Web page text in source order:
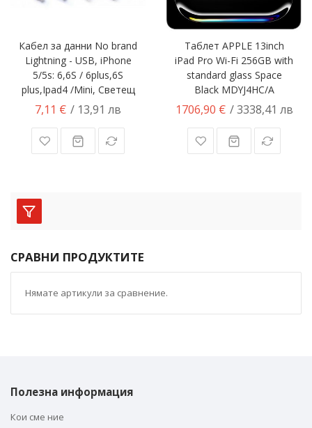
Кабел за данни No brand
Lightning - USB, iPhone
5/5s: 6,6S / 6plus,6S
plus,Ipad4 /Mini, Светещ
7,11 € / 13,91 лв
Таблет APPLE 13inch
iPad Pro Wi-Fi 256GB with
standard glass Space
Black MDYJ4HC/A
1706,90 € / 3338,41 лв
СРАВНИ ПРОДУКТИТЕ
Нямате артикули за сравнение.
Полезна информация
Кои сме ние